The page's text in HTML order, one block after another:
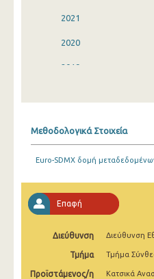
2021
2020
2019
2015
2013
2012
Μεθοδολογικά Στοιχεία
Euro-SDMX δομή
Επαφή
Διεύθυνση Διεύθυνση
Τμήμα Τμήμα
Προϊστάμενος/η Κατσικά